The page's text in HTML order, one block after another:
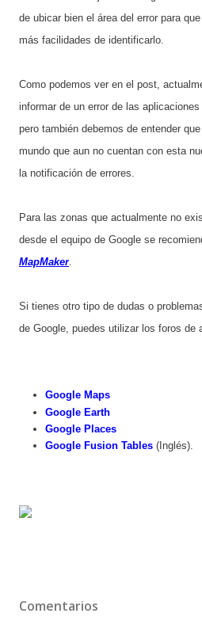
de ubicar bien el área del error para
más facilidades de identificarlo.
Como podemos ver en el post,
informar de un error de las aplicaciones
pero también debemos de entender
mundo que aun no cuentan con esta
la notificación de errores.
Para las zonas que actualmente no
desde el equipo de Google se
MapMaker
Si tienes otro tipo de dudas o
de Google, puedes utilizar los foros de
Google Maps
Google Earth
Google Places
Google Fusion Tables(Inglés).
Comentarios